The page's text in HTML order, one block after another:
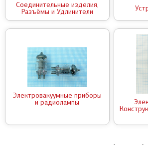
Соединительные изделия,
Разъёмы и Удлинители
Электровакуумные приборы
и радиолампы